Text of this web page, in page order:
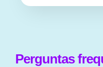
Perguntas